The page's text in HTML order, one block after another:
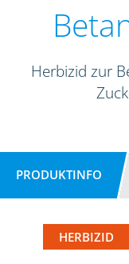
Herbizid zur
PRODUKTINFO
HERBIZID